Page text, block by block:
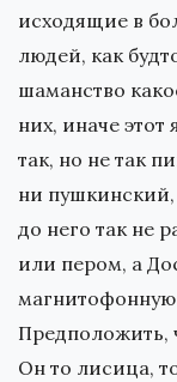
исходящие в
людей, как
шаманство
них, иначе
так, но не так
ни пушкинский,
до него так не
или пером, а
Предположить,
Он то лисица,